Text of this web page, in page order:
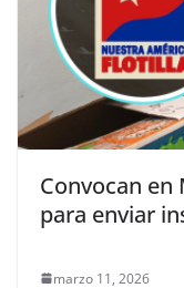
Convocan en
para enviar
marzo 11, 2026